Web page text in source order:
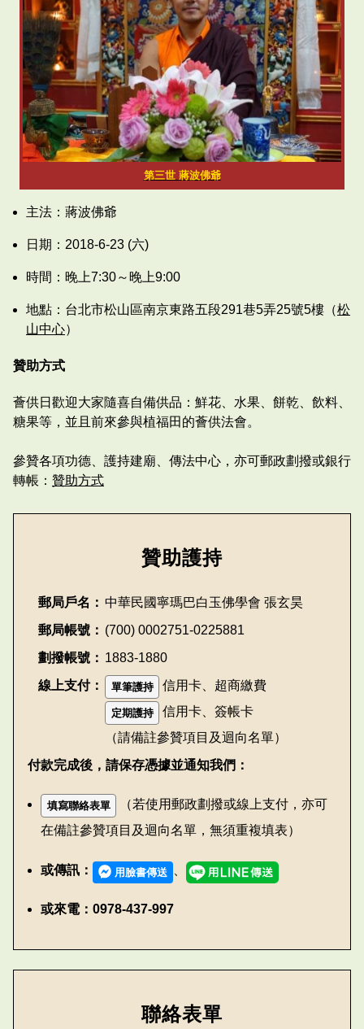
第三世 蔣波佛爺
主法：蔣波佛爺
日期：2018-6-23 (六)
時間：晚上7:30～晚上9:00
地點：台北市松山區南京東路五段291巷5弄25號5樓（松
山中心）
贊助方式
薈供日歡迎大家隨喜自備供品：鮮花、水果、餅乾、飲料、
糖果等，並且前來參與植福田的薈供法會。
參贊各項功德、護持建廟、傳法中心，亦可郵政劃撥或銀行
轉帳： 贊助方式
贊助護持
郵局戶名： 中華民國寧瑪巴白玉佛學會 張玄昊
郵局帳號： (700) 0002751-0225881
劃撥帳號： 1883-1880
線上支付：
單筆護持 信用卡、超商繳費
定期護持
信用卡、簽帳卡
（請備註參贊項目及迴向名單）
付款完成後，請保存憑據並通知我們：
填寫聯絡表單
（若使用郵政劃撥或線上支付，亦可
在備註參贊項目及迴向名單，無須重複填表）
或傳訊： 用臉書傳送
或來電：0978-437-997
聯絡表單